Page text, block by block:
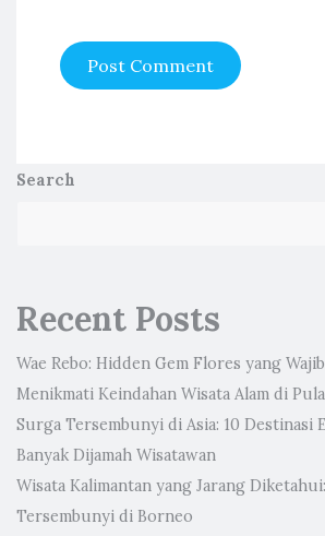
Search
Recent Posts
Wae Rebo: Hidden Gem Flores yang
Menikmati Keindahan Wisata Alam di
Surga Tersembunyi di Asia: 10 Destinasi
Banyak Dijamah Wisatawan
Wisata Kalimantan yang Jarang
Tersembunyi di Borneo